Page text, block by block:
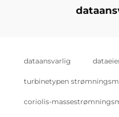
dataansvarlig
turbinetypen
coriolis-